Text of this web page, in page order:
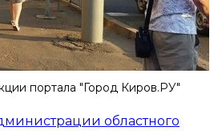
портала "Город Киров.РУ"
областного